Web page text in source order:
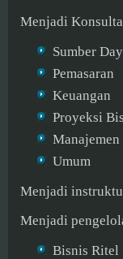
Menjadi
Sumber
Pemasaran
Keuangan
Proyeksi
Umum
Menjadi
Menjadi
Bisnis Ritel